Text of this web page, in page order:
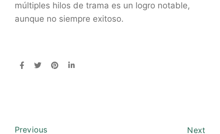
múltiples hilos de trama es un logro notable,
aunque no siempre exitoso.
Previous Next